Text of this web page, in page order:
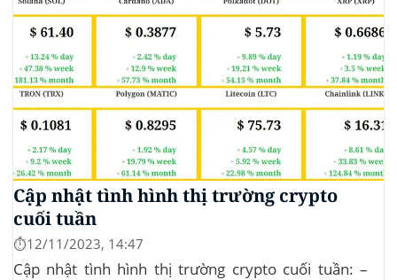
Cập nhật tình hình thị trường crypto
cuối tuần
⏱️12/11/2023, 14:47
Cập nhật tình hình thị trường crypto cuối tuần: –